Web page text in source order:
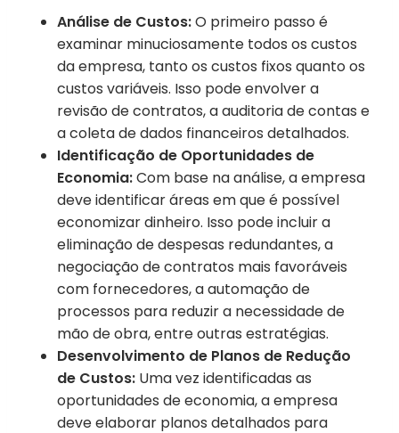
Análise de Custos:O primeiro passo é
examinar minuciosamente todos os custos
da empresa, tanto os custos fixos quanto os
custos variáveis. Isso pode envolver a
revisão de contratos, a auditoria de contas e
a coleta de dados financeiros detalhados.
Identificação de Oportunidades de
Economia:Com base na análise, a empresa
deve identificar áreas em que é possível
economizar dinheiro. Isso pode incluir a
eliminação de despesas redundantes, a
negociação de contratos mais favoráveis
com fornecedores, a automação de
processos para reduzir a necessidade de
mão de obra, entre outras estratégias.
Desenvolvimento de Planos de Redução
de Custos: Uma vez identificadas as
oportunidades de economia, a empresa
deve elaborar planos detalhados para